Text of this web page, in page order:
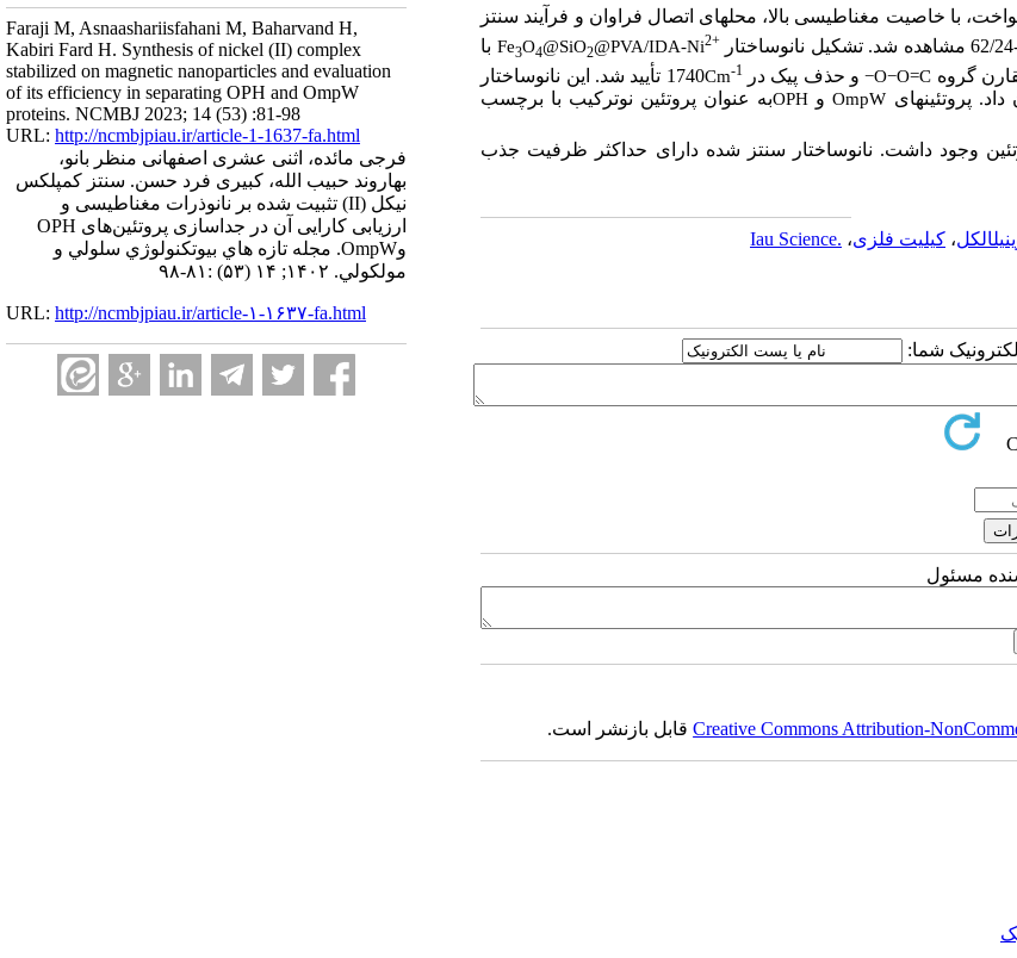
Faraji M, Asnaashariisfahani M, Baharvand H,
Kabiri Fard H. Synthesis of nickel (II) complex
stabilized on magnetic nanoparticles and evaluation
of its efficiency in separating OPH and OmpW
proteins. NCMBJ 2023; 14 (53) :81-98
URL: http://ncmbjpiau.ir/article-1-1637-fa.html
فرجی مائده، اثنی عشری اصفهانی منظر بانو،
بهاروند حبیب الله، کبیری فرد حسن. سنتز کمپلکس
نیکل (II) تثبیت شده بر نانوذرات مغناطیسی و
ارزیابی کارایی آن در جداسازی پروتئین‌های OPH
وOmpW. مجله تازه هاي بيوتكنولوژي سلولي و
مولكولي. ۱۴۰۲; ۱۴ (۵۳) :۸۱-۹۸
URL: http://ncmbjpiau.ir/article-۱-۱۶۳۷-fa.html
با خاصیت مغناطیسی بالا، محل­های اتصال فراوان و فرآیند سنتز
تشکیل نانوساختار Fe3O4@SiO2@PVA/IDA-Ni2+
با
گروه O=C
−
O
−و حذف پیک در Cm-1 1740 تأیید شد. این
نانوساختار
داد. پروتئین­های OmpW و OPHبه عنوان پروتئین نوترکیب با برچسب
وجود داشت. نانوساختار سنتز شده دارای حداکثر ظرفیت جذب
، کی­لیت فلزی، .Iau Science
شما:
مسئول
Creative Commons Attribution-قابل بازنشر است.